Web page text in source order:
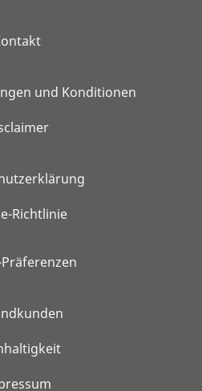
und Konditionen
Richtlinie